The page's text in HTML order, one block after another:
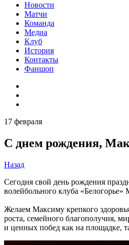
Новости
Матчи
Команда
Медиа
Клуб
История
Контакты
Фаншоп
17 февраля
С днем рождения,
Назад
Сегодня свой день рождения
волейбольного клуба
Желаем Максиму крепкого
роста, семейного благополучия,
и ценных побед как на площадке,